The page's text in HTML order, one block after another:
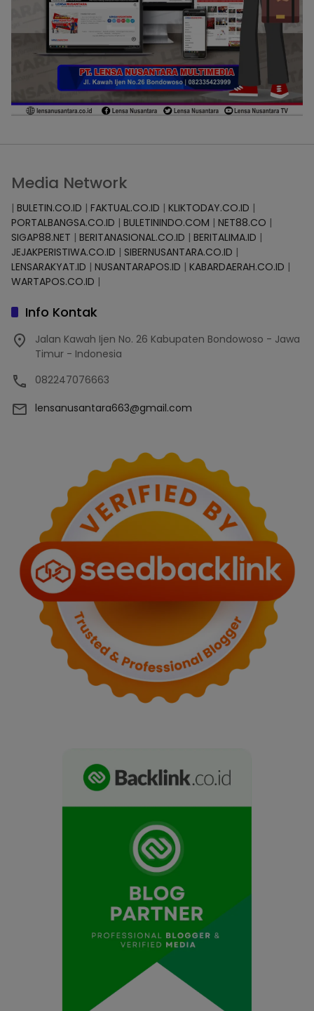
Media Network
| BULETIN.CO.ID | FAKTUAL.CO.ID | KLIKTODAY.CO.ID |
PORTALBANGSA.CO.ID | BULETININDO.COM | NET88.CO |
SIGAP88.NET | BERITANASIONAL.CO.ID | BERITALIMA.ID |
JEJAKPERISTIWA.CO.ID | SIBERNUSANTARA.CO.ID |
LENSARAKYAT.ID | NUSANTARAPOS.ID | KABARDAERAH.CO.ID |
WARTAPOS.CO.ID |
Info Kontak
Jalan Kawah Ijen No. 26 Kabupaten Bondowoso - Jawa
Timur - Indonesia
082247076663
lensanusantara663@gmail.com